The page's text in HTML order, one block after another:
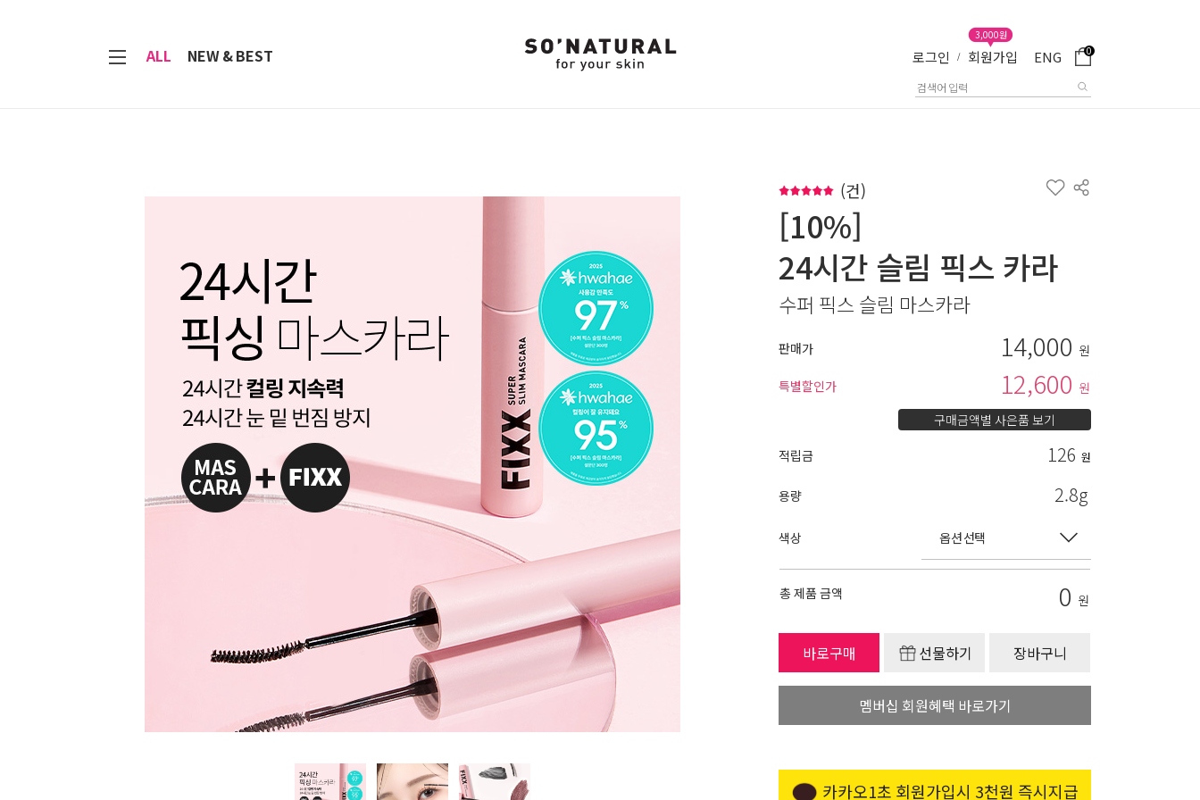
ALL NEW & BEST 로그인 / 회원가입
3,000원
ENG 0
(건)
[10%]
24시간 슬림 픽스 카라
수퍼 픽스 슬림 마스카라
판매가 14,000 원
특별할인가
12,600 원
구매금액별 사은품 보기
적립금
126 원
용량 2.8g
색상
총 제품 금액 0 원
바로구매 선물하기 장바구니
멤버십 회원혜택 바로가기
카카오1초 회원가입시 3천원 즉시지급